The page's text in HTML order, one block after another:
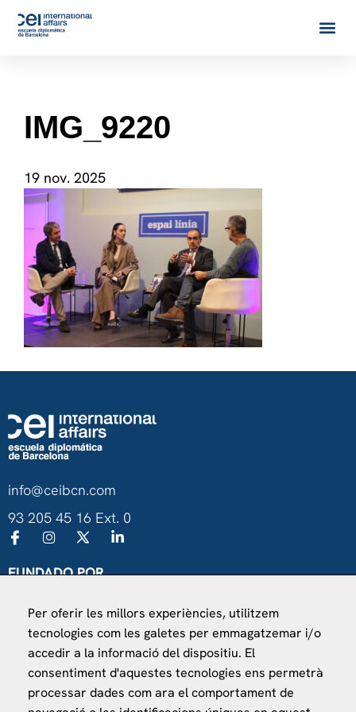
IMG_9220
19 nov. 2025
info@ceibcn.com
93 205 45 16 Ext. 0
FUNDADO POR
Ministerio de Asuntos Exteriores, UE y Cooperación
Fundación "la Caixa"
Per oferir les millors experiències, utilitzem
tecnologies com les galetes per emmagatzemar i/o
accedir a la informació del dispositiu. El
consentiment d'aquestes tecnologies ens permetrà
processar dades com ara el comportament de